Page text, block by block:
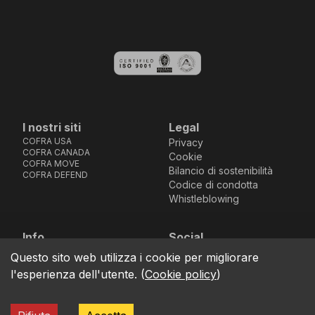
I nostri siti
COFRA USA
COFRA CANADA
COFRA MOVE
COFRA DEFEND
Legal
Privacy
Cookie
Bilancio di sostenibilità
Codice di condotta
Whistleblowing
Info
location_on
Via dell’Euro 53-57-59,
76121 Barletta - BT -
ITALIA
Social
Facebook
Instagram
Youtube
LinkedIn
Questo sito web utilizza i cookie per migliorare
l'esperienza dell'utente. (Cookie policy)